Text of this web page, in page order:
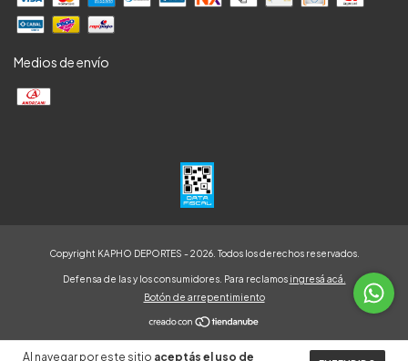
Al navegar por este sitio aceptás el uso de
Medios de envío
Copyright KAPHO DEPORTES - 2026. Todos los derechos reservados.
Defensa de las y los consumidores. Para reclamos ingresá acá.
Botón de arrepentimiento